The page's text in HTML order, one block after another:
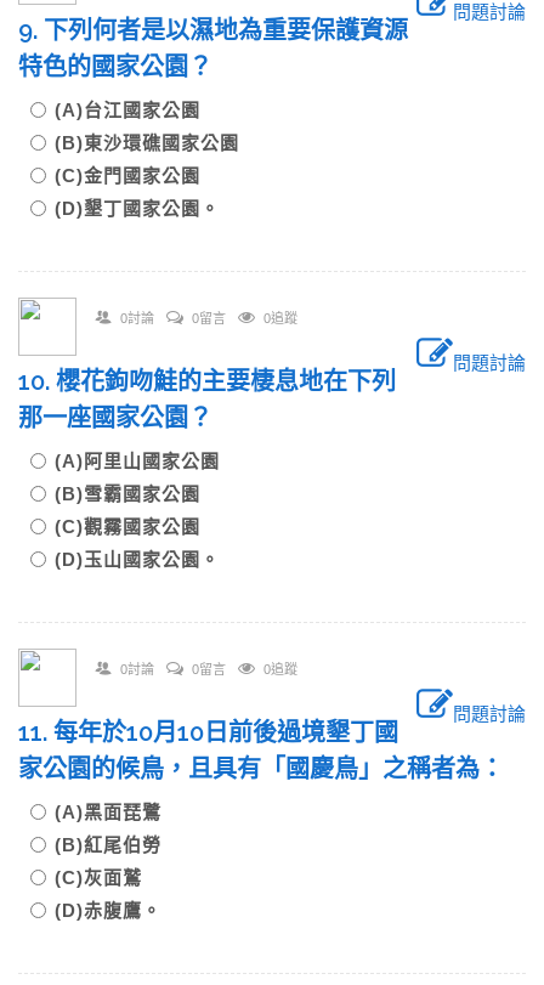
問題討論
9. 下列何者是以濕地為重要保護資源
特色的國家公園？
(A)台江國家公園
(B)東沙環礁國家公園
(C)金門國家公園
(D)墾丁國家公園。
0討論 0留言 0追蹤
問題討論
10. 櫻花鉤吻鮭的主要棲息地在下列
那一座國家公園？
(A)阿里山國家公園
(B)雪霸國家公園
(C)觀霧國家公園
(D)玉山國家公園。
0討論 0留言 0追蹤
問題討論
11. 每年於10月10日前後過境墾丁國
家公園的候鳥，且具有「國慶鳥」之稱者為：
(A)黑面琵鷺
(B)紅尾伯勞
(C)灰面鷲
(D)赤腹鷹。